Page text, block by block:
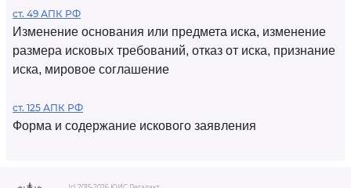
ст. 49 АПК РФ
Изменение основания или предмета иска, изменение
размера исковых требований, отказ от иска, признание
иска, мировое соглашение
ст. 125 АПК РФ
Форма и содержание искового заявления